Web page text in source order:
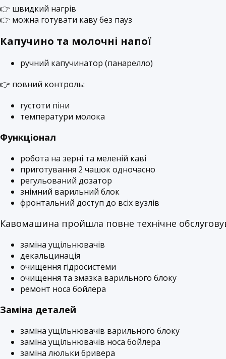
👉 швидкий нагрів
👉 можна готувати каву без пауз
Капучино та молочні напої
ручний капучинатор (панарелло)
👉 повний контроль:
густоти піни
температури молока
Функціонал
робота на зерні та меленій каві
приготування 2 чашок одночасно
регульований дозатор
знімний варильний блок
фронтальний доступ до всіх вузлів
Кавомашина пройшла повне технічне
заміна ущільнювачів
декальцинація
очищення гідросистеми
очищення та змазка варильного блоку
ремонт носа бойлера
Заміна деталей
заміна ущільнювачів варильного блоку
заміна ущільнювачів носа бойлера
заміна люльки бривера